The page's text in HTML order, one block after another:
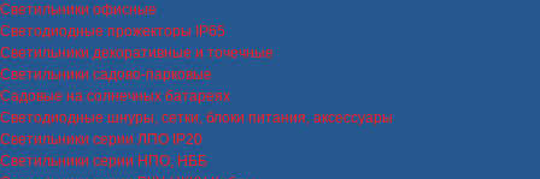
Светильники офисные
Светодиодные прожекторы IP65
Светильники декоративные и точечные
Светильники садово-парковые
Садовые на солнечных батареях
Светодиодные шнуры, сетки, блоки питания, аксессуары
Светильники серии ЛПО IP20
Светильники серии НПО, НББ